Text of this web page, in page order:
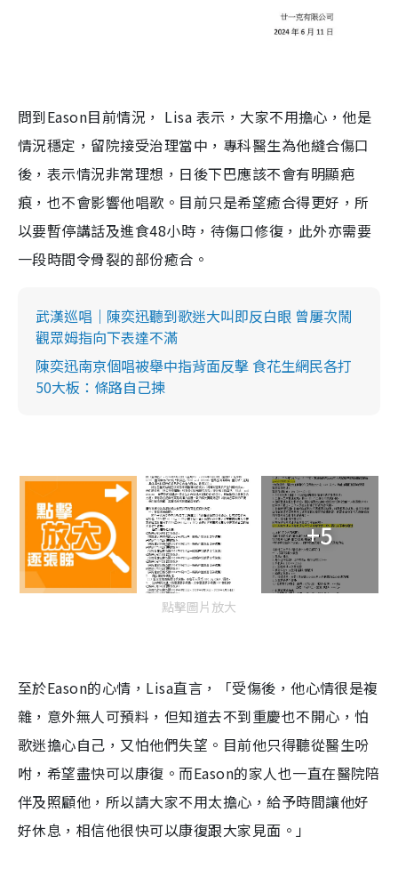
問到Eason目前情況， Lisa 表示，大家不用擔心，他是
情況穩定，留院接受治理當中，專科醫生為他縫合傷口
後，表示情況非常理想，日後下巴應該不會有明顯疤
痕，也不會影響他唱歌。目前只是希望癒合得更好，所
以要暫停講話及進食48小時，待傷口修復，此外亦需要
一段時間令骨裂的部份癒合。
武漢巡唱｜陳奕迅聽到歌迷大叫即反白眼 曾屢次鬧
觀眾姆指向下表達不滿
陳奕迅南京個唱被舉中指背面反擊 食花生網民各打
50大板：條路自己揀
+5
點擊圖片放大
至於Eason的心情，Lisa直言，「受傷後，他心情很是複
雜，意外無人可預料，但知道去不到重慶也不開心，怕
歌迷擔心自己，又怕他們失望。目前他只得聽從醫生吩
咐，希望盡快可以康復。而Eason的家人也一直在醫院陪
伴及照顧他，所以請大家不用太擔心，給予時間讓他好
好休息，相信他很快可以康復跟大家見面。」